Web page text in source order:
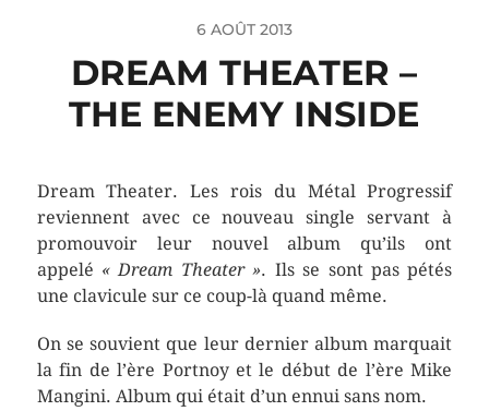
6 AOÛT 2013
DREAM THEATER –
THE ENEMY INSIDE
Dream Theater. Les rois du Métal Progressif
reviennent avec ce nouveau single servant à
promouvoir leur nouvel album qu’ils ont
appelé « Dream Theater ». Ils se sont pas pétés
une clavicule sur ce coup-là quand même.
On se souvient que leur dernier album marquait
la fin de l’ère Portnoy et le début de l’ère Mike
Mangini. Album qui était d’un ennui sans nom.